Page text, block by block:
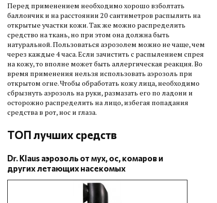
Перед применением необходимо хорошо взболтать
баллончик и на расстоянии 20 сантиметров распылить на
открытые участки кожи. Так же можно распределить
средство на ткань, но при этом она должна быть
натуральной. Пользоваться аэрозолем можно не чаще, чем
через каждые 4 часа. Если зачистить с распылением спрея
на кожу, то вполне может быть аллергическая реакция. Во
время применения нельзя использовать аэрозоль при
открытом огне. Чтобы обработать кожу лица, необходимо
сбрызнуть аэрозоль на руки, размазать его по ладони и
осторожно распределить на лицо, избегая попадания
средства в рот, нос и глаза.
ТОП лучших средств
Dr. Klaus аэрозоль от мух, ос, комаров и
других летающих насекомых